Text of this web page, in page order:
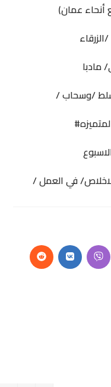
عمان)
مادبا
/وسحاب /
في العمل /